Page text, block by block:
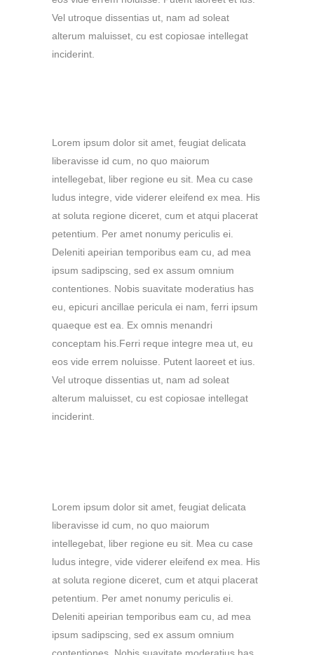
Vel utroque dissentias ut, nam ad soleat
alterum maluisset, cu est copiosae intellegat
inciderint.
Lorem ipsum dolor sit amet, feugiat delicata
liberavisse id cum, no quo maiorum
intellegebat, liber regione eu sit. Mea cu case
ludus integre, vide viderer eleifend ex mea. His
at soluta regione diceret, cum et atqui placerat
petentium. Per amet nonumy periculis ei.
Deleniti apeirian temporibus eam cu, ad mea
ipsum sadipscing, sed ex assum omnium
contentiones. Nobis suavitate moderatius has
eu, epicuri ancillae pericula ei nam, ferri ipsum
quaeque est ea. Ex omnis menandri
conceptam his.Ferri reque integre mea ut, eu
eos vide errem noluisse. Putent laoreet et ius.
Vel utroque dissentias ut, nam ad soleat
alterum maluisset, cu est copiosae intellegat
inciderint.
Lorem ipsum dolor sit amet, feugiat delicata
liberavisse id cum, no quo maiorum
intellegebat, liber regione eu sit. Mea cu case
ludus integre, vide viderer eleifend ex mea. His
at soluta regione diceret, cum et atqui placerat
petentium. Per amet nonumy periculis ei.
Deleniti apeirian temporibus eam cu, ad mea
ipsum sadipscing, sed ex assum omnium